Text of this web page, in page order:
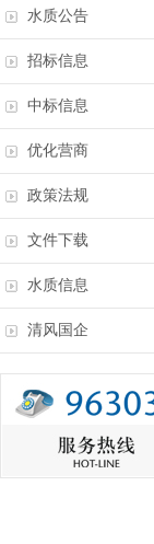
水质公告
招标信息
中标信息
优化营商
政策法规
文件下载
水质信息
清风国企